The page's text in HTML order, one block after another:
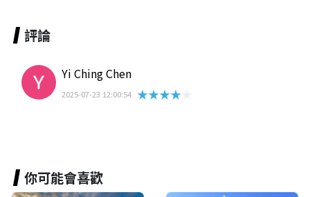
評論
Yi Ching Chen
2025-07-23 12:00:54 ★★★★★
你可能會喜歡